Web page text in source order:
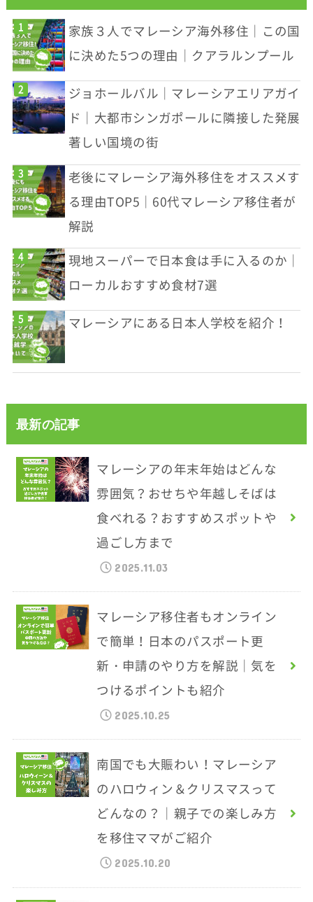
家族３人でマレーシア海外移住｜この国
に決めた5つの理由｜クアラルンプール
ジョホールバル｜マレーシアエリアガイ
ド｜大都市シンガポールに隣接した発展
著しい国境の街
老後にマレーシア海外移住をオススメす
る理由TOP5｜60代マレーシア移住者が
解説
現地スーパーで日本食は手に入るのか｜
ローカルおすすめ食材7選
マレーシアにある日本人学校を紹介！
最新の記事
マレーシアの年末年始はどんな
雰囲気？おせちや年越しそばは
食べれる？おすすめスポットや
過ごし方まで
2025.11.03
マレーシア移住者もオンライン
で簡単！日本のパスポート更
新・申請のやり方を解説｜気を
つけるポイントも紹介
2025.10.25
南国でも大賑わい！マレーシア
のハロウィン＆クリスマスって
どんなの？｜親子での楽しみ方
を移住ママがご紹介
2025.10.20